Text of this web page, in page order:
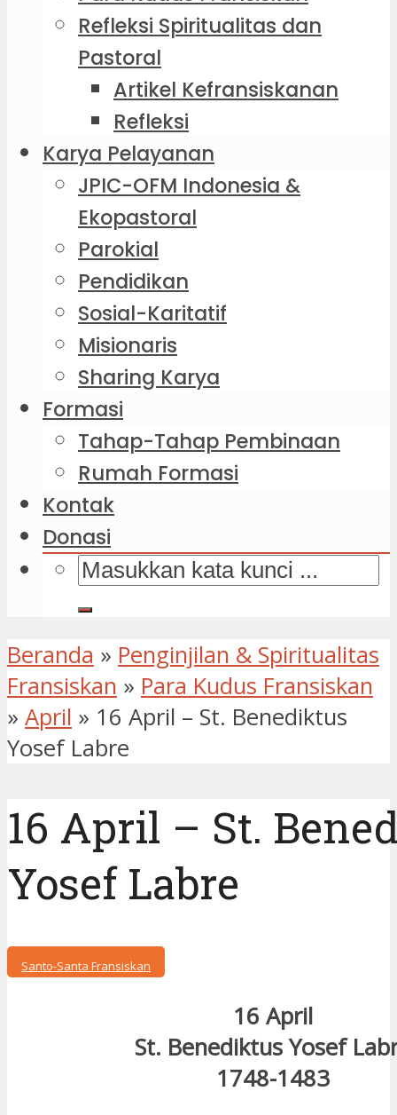
Refleksi Spiritualitas dan
Pastoral
Artikel Kefransiskanan
Refleksi
Karya Pelayanan
JPIC-OFM Indonesia &
Ekopastoral
Parokial
Pendidikan
Sosial-Karitatif
Misionaris
Sharing Karya
Formasi
Tahap-Tahap Pembinaan
Rumah Formasi
Kontak
Donasi
Beranda » Penginjilan & Spiritualitas
Fransiskan » Para Kudus Fransiskan
» April » 16 April – St. Benediktus
Yosef Labre
16 April – St.
Yosef Labre
Santo-Santa Fransiskan
16 April
St. Benediktus Yosef
1748-1483